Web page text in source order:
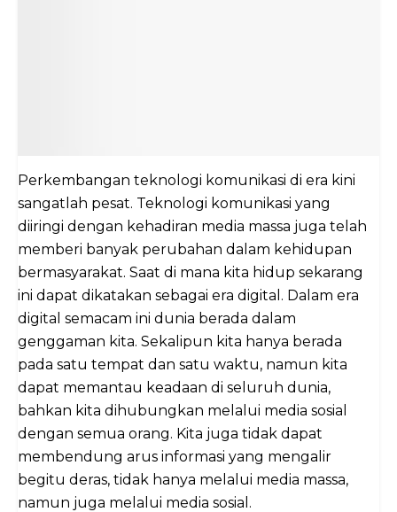
Perkembangan teknologi komunikasi di era kini
sangatlah pesat. Teknologi komunikasi yang
diiringi dengan kehadiran media massa juga telah
memberi banyak perubahan dalam kehidupan
bermasyarakat. Saat di mana kita hidup sekarang
ini dapat dikatakan sebagai era digital. Dalam era
digital semacam ini dunia berada dalam
genggaman kita. Sekalipun kita hanya berada
pada satu tempat dan satu waktu, namun kita
dapat memantau keadaan di seluruh dunia,
bahkan kita dihubungkan melalui media sosial
dengan semua orang. Kita juga tidak dapat
membendung arus informasi yang mengalir
begitu deras, tidak hanya melalui media massa,
namun juga melalui media sosial.